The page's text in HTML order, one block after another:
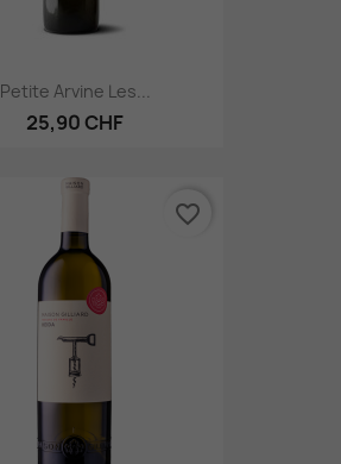
Petite Arvine Les...
25,90 CHF
favorite_border